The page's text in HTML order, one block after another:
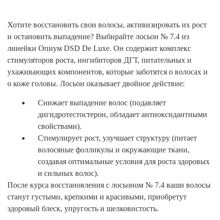
Хотите восстановить свои волосы, активизировать их рост
и остановить выпадение? Выбирайте лосьон № 7.4 из
линейки Опиум DSD De Luxe. Он содержит комплекс
стимуляторов роста, ингибиторов ДГТ, питательных и
ухаживающих компонентов, которые заботятся о волосах и
о коже головы. Лосьон оказывает двойное действие:
Снижает выпадение волос (подавляет
дигидротестостерон, обладает антиоксидантными
свойствами).
Стимулирует рост, улучшает структуру (питает
волосяные фолликулы и окружающие ткани,
создавая оптимальные условия для роста здоровых
и сильных волос).
После курса восстановления с лосьоном № 7.4 ваши волосы
станут густыми, крепкими и красивыми, приобретут
здоровый блеск, упругость и шелковистость.